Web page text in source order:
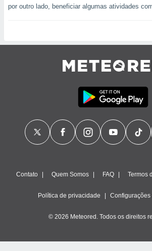
por outro lado, beneficiar algumas atividades
Contato Quem Somos FAQ Termos
Política de privacidade
© 2026 Meteored. Todos os direitos